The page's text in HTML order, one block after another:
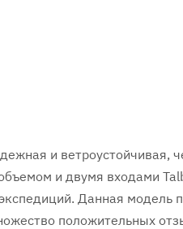
и ветроустойчивая,
и двумя входами
Данная модель
положительных